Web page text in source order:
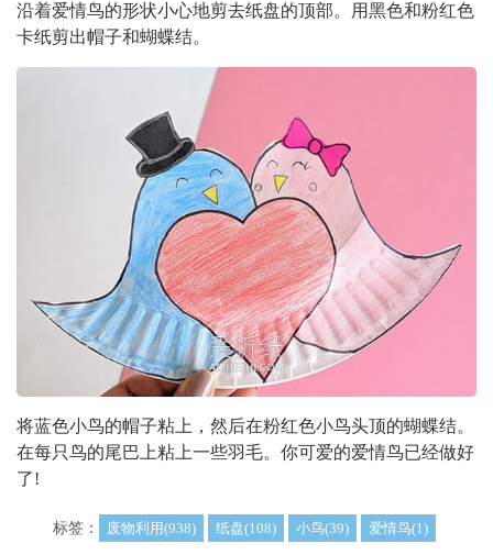
沿着爱情鸟的形状小心地剪去纸盘的顶部。用黑色和粉红色
卡纸剪出帽子和蝴蝶结。
将蓝色小鸟的帽子粘上，然后在粉红色小鸟头顶的蝴蝶结。
在每只鸟的尾巴上粘上一些羽毛。你可爱的爱情鸟已经做好
了!
标签： 废物利用(938) 纸盘(108) 小鸟(39) 爱情鸟(1)